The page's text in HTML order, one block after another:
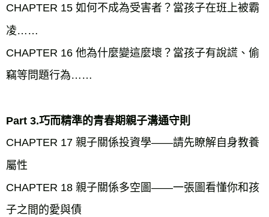
CHAPTER 15 如何不成為受害者？當孩子在班上被霸
凌……
CHAPTER 16 他為什麼變這麼壞？當孩子有說謊、偷
竊等問題行為……
Part 3.巧而精準的青春期親子溝通守則
CHAPTER 17 親子關係投資學——請先瞭解自身教養
屬性
CHAPTER 18 親子關係多空圖——一張圖看懂你和孩
子之間的愛與債